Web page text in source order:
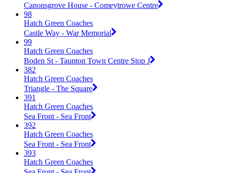
Canonsgrove House - Comeytrowe Centre
98
Hatch Green Coaches
Castle Way - War Memorial
99
Hatch Green Coaches
Boden St - Taunton Town Centre Stop J
382
Hatch Green Coaches
Triangle - The Square
391
Hatch Green Coaches
Sea Front - Sea Front
392
Hatch Green Coaches
Sea Front - Sea Front
393
Hatch Green Coaches